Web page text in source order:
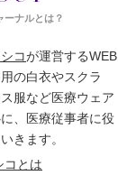
ーナルとは？
コが運営するWEB
の白衣やスクラ
服など医療ウェア
、医療従事者に役
きます。
コとは